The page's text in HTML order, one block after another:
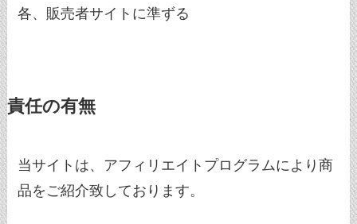
各、販売者サイトに準ずる
責任の有無
当サイトは、アフィリエイトプログラムにより商
品をご紹介致しております。